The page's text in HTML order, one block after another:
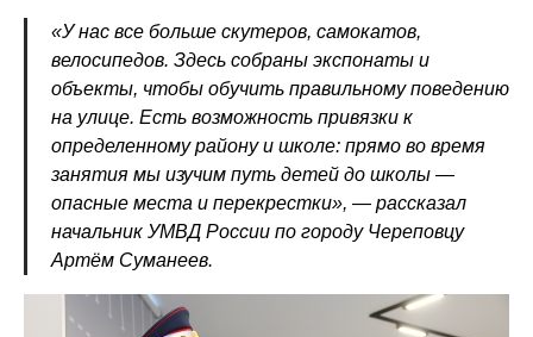
«У нас все больше скутеров, самокатов,
велосипедов. Здесь собраны экспонаты и
объекты, чтобы обучить правильному поведению
на улице. Есть возможность привязки к
определенному району и школе: прямо во время
занятия мы изучим путь детей до школы —
опасные места и перекрестки», — рассказал
начальник УМВД России по городу Череповцу
Артём Суманеев.